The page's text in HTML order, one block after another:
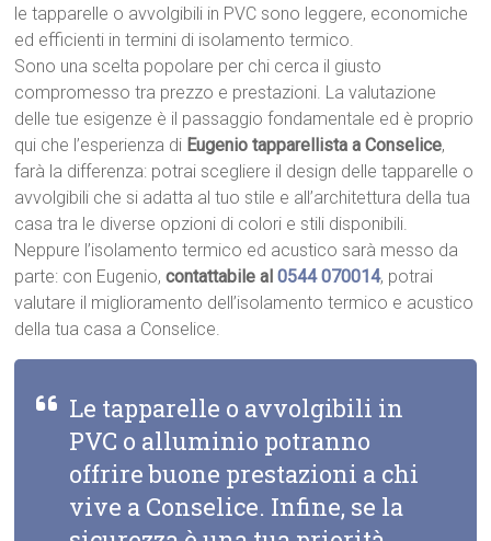
le tapparelle o avvolgibili in PVC sono leggere, economiche
ed efficienti in termini di isolamento termico.
Sono una scelta popolare per chi cerca il giusto
compromesso tra prezzo e prestazioni. La valutazione
delle tue esigenze è il passaggio fondamentale ed è proprio
qui che l’esperienza di Eugenio tapparellista a Conselice,
farà la differenza: potrai scegliere il design delle tapparelle o
avvolgibili che si adatta al tuo stile e all’architettura della tua
casa tra le diverse opzioni di colori e stili disponibili.
Neppure l’isolamento termico ed acustico sarà messo da
parte: con Eugenio,contattabile al0544 070014, potrai
valutare il miglioramento dell’isolamento termico e acustico
della tua casa a Conselice.
Le tapparelle o avvolgibili in
PVC o alluminio potranno
offrire buone prestazioni a chi
vive a Conselice. Infine, se la